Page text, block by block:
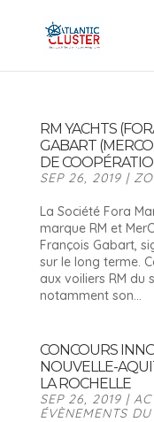
RM YACHTS
GABART
DE
SEP 26, 2019|
La Société Fora
marque RM et
François Gabart,
sur le long terme.
aux voiliers RM du
notamment son...
CONCOURS
NOUVELLE-
LA ROCHELLE
SEP 26, 2019|
ÉVÈNEMENTS